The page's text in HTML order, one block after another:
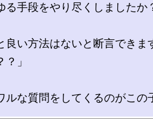
る手段をやり尽くしましたか
良い方法はないと断言できま
」